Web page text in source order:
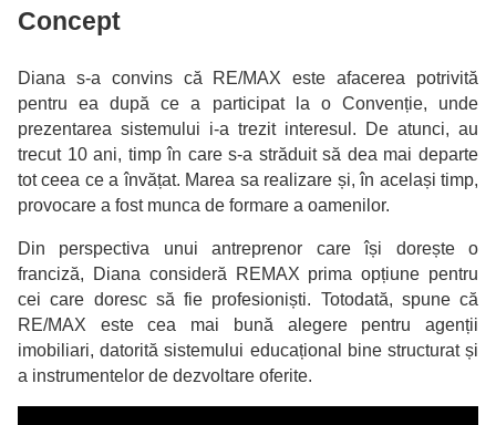
Concept
Diana s-a convins că RE/MAX este afacerea potrivită
pentru ea după ce a participat la o Convenție, unde
prezentarea sistemului i-a trezit interesul. De atunci, au
trecut 10 ani, timp în care s-a străduit să dea mai departe
tot ceea ce a învățat. Marea sa realizare și, în același timp,
provocare a fost munca de formare a oamenilor.
Din perspectiva unui antreprenor care își dorește o
franciză, Diana consideră REMAX prima opțiune pentru
cei care doresc să fie profesioniști. Totodată, spune că
RE/MAX este cea mai bună alegere pentru agenții
imobiliari, datorită sistemului educațional bine structurat și
a instrumentelor de dezvoltare oferite.